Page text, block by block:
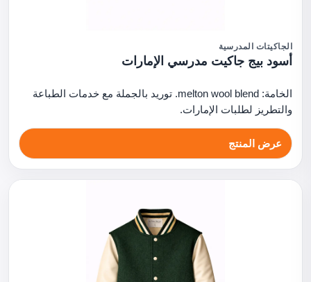
الجاكيتات المدرسية
أسود بيج جاكيت مدرسي الإمارات
الخامة: melton wool blend. توريد بالجملة مع خدمات الطباعة
والتطريز لطلبات الإمارات.
عرض المنتج